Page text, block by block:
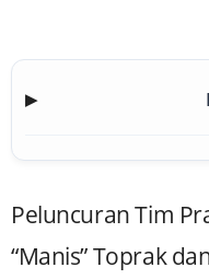
▶
Peluncuran Tim
“Manis” Toprak